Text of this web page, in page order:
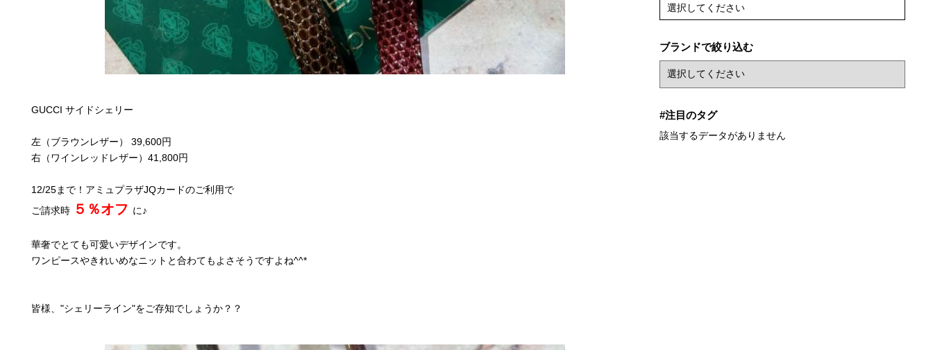
GUCCI サイドシェリー
左（ブラウンレザー） 39,600円
右（ワインレッドレザー）41,800円
12/25まで！アミュプラザJQカードのご利用で
ご請求時 ５％オフ に♪
華奢でとても可愛いデザインです。
ワンピースやきれいめなニットと合わてもよさそうですよね^^*
皆様、"シェリーライン"をご存知でしょうか？？
選択してください
ブランドで絞り込む
#注目のタグ
該当するデータがありません